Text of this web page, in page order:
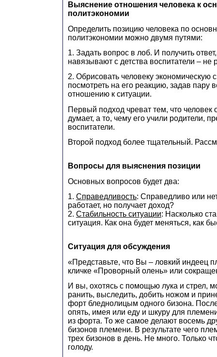
Выяснение отношения человека к
политэкономии
Определить позицию человека по
политэкономии можно двумя путями:
1. Задать вопрос в лоб. И получить
навязывают с детства воспитатели – не
2. Обрисовать человеку экономическую
посмотреть на его реакцию, задав пару
отношению к ситуации.
Первый подход чреват тем, что человек
думает, а то, чему его учили родители,
воспитатели.
Второй подход более тщательный.
Вопросы для выяснения позиции
Основных вопросов будет два:
1. Справедливость: Справедливо или
работает, но получает доход?
2. Стабильность ситуации: Насколько
ситуация. Как она будет меняться, как
Ситуация для обсуждения
«Представьте, что Вы – ловкий индеец
кличке «Проворный олень» или
И вы, охотясь с помощью лука и стрел,
ранить, выследить, добить ножом и
форт бледнолицым одного бизона.
опять, имея или еду и шкуру для
из форта. То же самое делают восемь
бизонов племени. В результате чего
трех бизонов в день. Не много. Только
голоду.